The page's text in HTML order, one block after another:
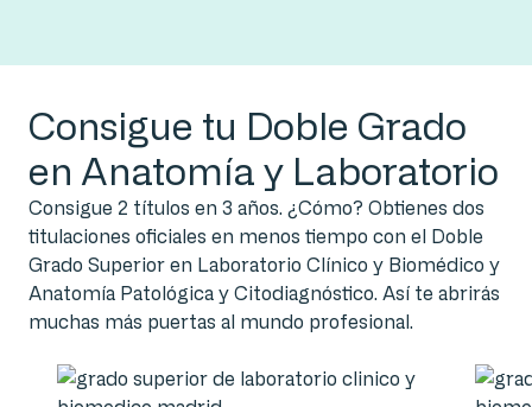
Consigue tu Doble Grado
en Anatomía y Laboratorio
Consigue 2 títulos en 3 años. ¿Cómo? Obtienes dos
titulaciones oficiales en menos tiempo con el Doble
Grado Superior en Laboratorio Clínico y Biomédico y
Anatomía Patológica y Citodiagnóstico. Así te abrirás
muchas más puertas al mundo profesional.